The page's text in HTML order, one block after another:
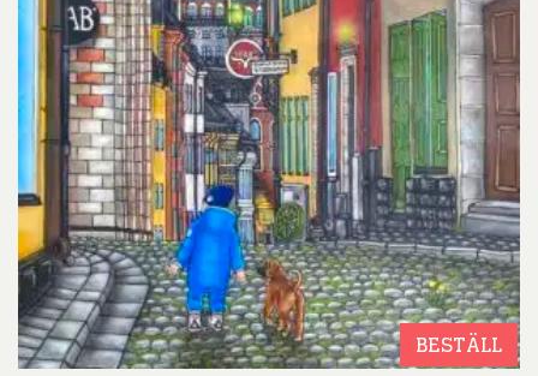
BESTÄLL